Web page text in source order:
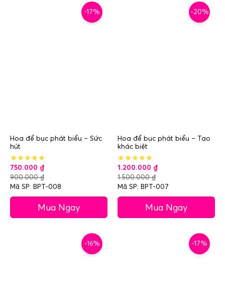
-17%
Hoa để bục phát biểu – Sức
hút
750.000 ₫
900.000₫
Mã SP: BPT-008
Mua Ngay
-20%
Hoa để bục phát biểu – Tạo
khác biệt
1.200.000 ₫
1.500.000₫
Mã SP: BPT-007
Mua Ngay
-16% -17%